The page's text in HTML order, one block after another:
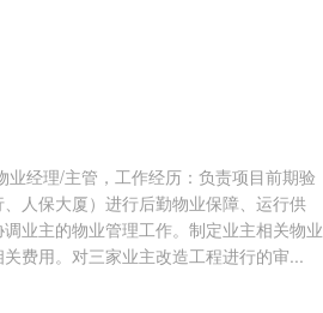
经理/主管，工作经历：负责项目前期验
人保大厦）进行后勤物业保障、运行供
业主的物业管理工作。制定业主相关物业
费用。对三家业主改造工程进行的审...